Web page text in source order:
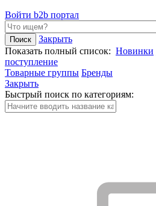
Войти b2b портал
Закрыть
Показать полный список: Новинки
поступление
Товарные группы Бренды
Закрыть
Быстрый поиск по категориям: